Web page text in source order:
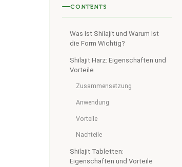
CONTENTS
Was Ist Shilajit und Warum Ist
die Form Wichtig?
Shilajit Harz: Eigenschaften und
Vorteile
Zusammensetzung
Anwendung
Vorteile
Nachteile
Shilajit Tabletten:
Eigenschaften und Vorteile